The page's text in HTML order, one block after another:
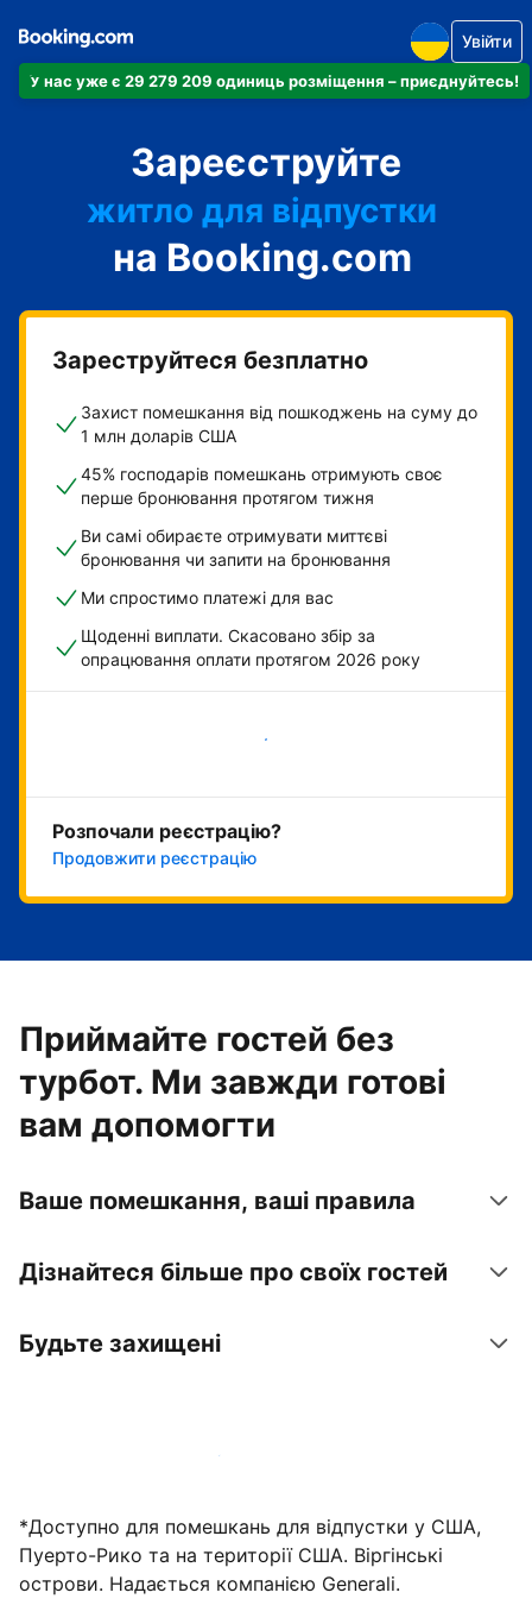
У нас уже є 29 279 209 одиниць розміщення – приєднуйтесь!
Увійти
Зареєструйте
готель
житло для відпустки
гостьовий будинок
готель типу "ліжко і
сніданок"
на Booking.com
Зареструйтеся безплатно
Захист помешкання від пошкоджень на суму до
1 млн доларів США
45% господарів помешкань отримують своє
перше бронювання протягом тижня
Ви самі обираєте отримувати миттєві
бронювання чи запити на бронювання
Ми спростимо платежі для вас
Щоденні виплати. Скасовано збір за
опрацювання оплати протягом 2026 року
Розпочати зараз
Розпочали реєстрацію?
Продовжити реєстрацію
Приймайте гостей без
турбот. Ми завжди готові
вам допомогти
Ваше помешкання, ваші правила
Дізнайтеся більше про своїх гостей
Будьте захищені
Зареєструвати помешкання вже зараз
*Доступно для помешкань для відпустки у США,
Пуерто-Рико та на території США. Віргінські
острови. Надається компанією Generali.